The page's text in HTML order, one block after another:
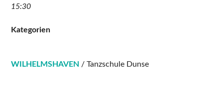
15:30
Kategorien
WILHELMSHAVEN / Tanzschule Dunse